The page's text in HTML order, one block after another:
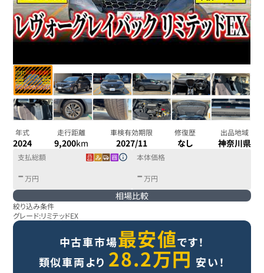
年式
2024
走行距離
9,200km
車検有効期限
2027/11
修復歴
なし
出品地域
神奈川県
支払総額
- 万円
本体価格
- 万円
相場比較
絞り込み条件
グレード:リミテッドEX
中古車市場最安値です！
類似車両より 28.2万円 安い！